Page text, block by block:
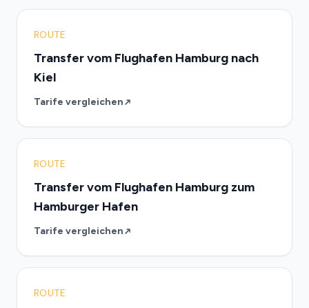
ROUTE
Transfer vom Flughafen Hamburg nach
Kiel
Tarife vergleichen
ROUTE
Transfer vom Flughafen Hamburg zum
Hamburger Hafen
Tarife vergleichen
ROUTE